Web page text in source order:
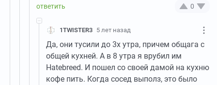
0
1TWISTER3 5 лет назад
Да, они тусили до 3х утра, причем общага с
общей кухней. А в 8 утра я врубил им
Hatebreed. И пошел со своей дамой на кухню
кофе пить. Когда сосед выполз, это было